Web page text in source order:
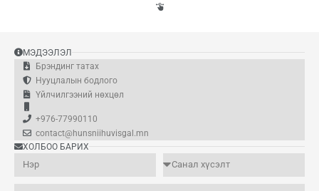
МЭДЭЭЛЭЛ
Брэндинг татах
Нууцлалын бодлого
Үйлчилгээний нөхцөл
+976-77990110
contact@hunsniihuvisgal.mn
ХОЛБОО БАРИХ